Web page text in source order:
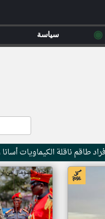
طاقم ناقلة الكيماويات
اخبار الصومال من
◉ سياسة